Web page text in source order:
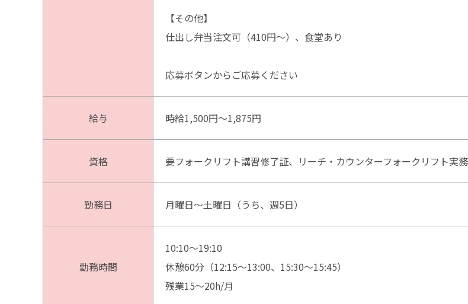
【その他】
仕出し弁当注文可（410円～）、食堂あり
応募ボタンからご応募ください
給与 時給1,500円〜1,875円
資格 要フォークリフト講習修了証、リーチ・カウンターフォークリフト実
勤務日 月曜日～土曜日（うち、週5日）
勤務時間
10:10〜19:10
休憩60分（12:15～13:00、15:30～15:45）
残業15～20h/月